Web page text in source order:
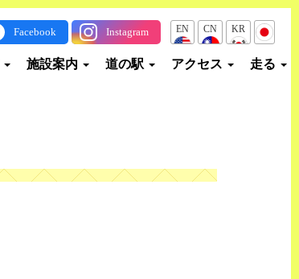
Facebook Instagram EN CN KR JP
施設案内 道の駅 アクセス 走る